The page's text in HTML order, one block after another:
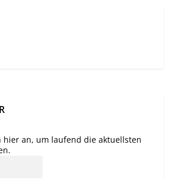
hier an, um laufend die aktuellsten